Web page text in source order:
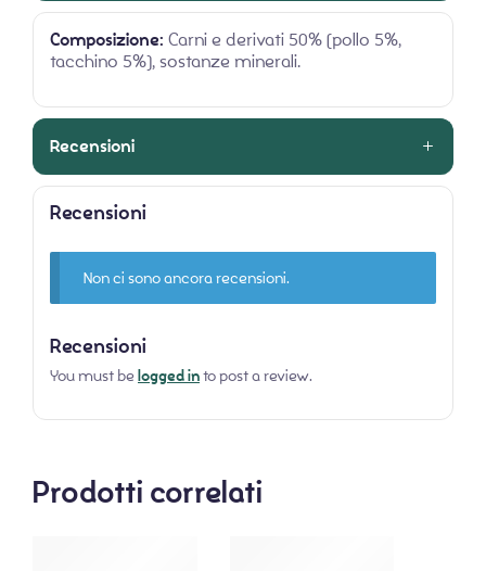
Composizione: Carni e derivati 50% (pollo 5%,
tacchino 5%), sostanze minerali.
Recensioni
Recensioni
Non ci sono ancora recensioni.
Recensioni
You must be logged into post a review.
Prodotti correlati